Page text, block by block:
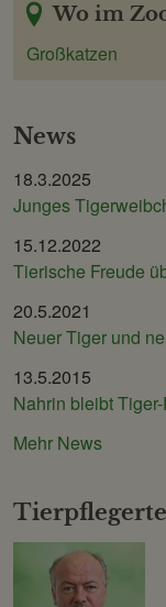
Wo im
Großkatzen
News
18.3.2025
Junges
15.12.2022
Tierische Freude
20.5.2021
Neuer Tiger und
13.5.2015
Nahrin bleibt
Mehr News